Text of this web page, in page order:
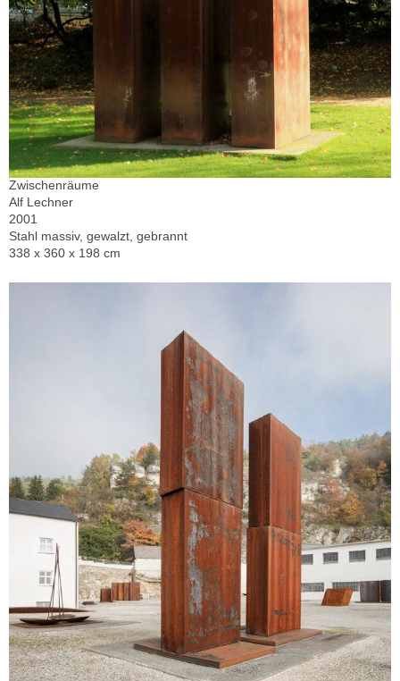
Zwischenräume
Alf Lechner
2001
Stahl massiv, gewalzt, gebrannt
338 x 360 x 198 cm